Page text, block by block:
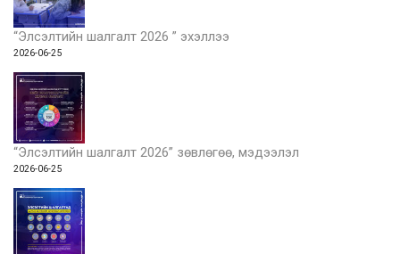
“Элсэлтийн шалгалт 2026 ” эхэллээ
2026-06-25
“Элсэлтийн шалгалт 2026” зөвлөгөө, мэдээлэл
2026-06-25